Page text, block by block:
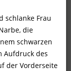
schlanke Frau
die
schwarzen
Aufdruck des
der Vorderseite